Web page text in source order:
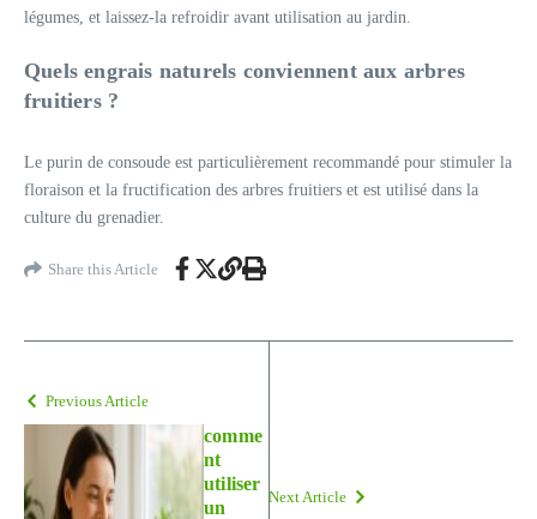
légumes, et laissez-la refroidir avant utilisation au jardin.
Quels engrais naturels conviennent aux arbres
fruitiers ?
Le purin de consoude est particulièrement recommandé pour stimuler la
floraison et la fructification des arbres fruitiers et est utilisé dans la
culture du grenadier.
Share this Article
Previous Article
comme
nt
utiliser
un
Next Article